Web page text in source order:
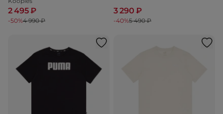
2 495 ₽
-50%4 990 ₽
3 290 ₽
-40%5 490 ₽